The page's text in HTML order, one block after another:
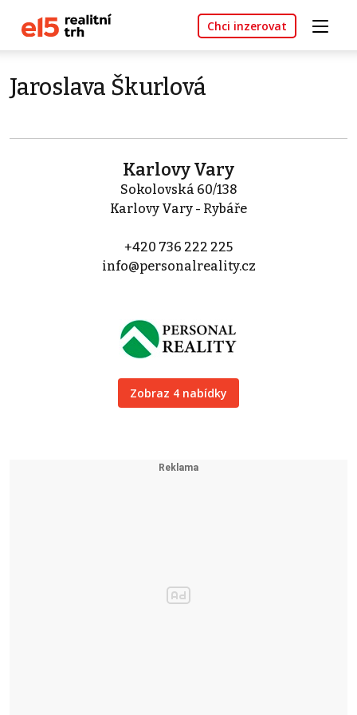
Chci inzerovat
Jaroslava Škurlová
Karlovy Vary
Sokolovská 60/138
Karlovy Vary - Rybáře
+420 736 222 225
info@personalreality.cz
Zobraz 4 nabídky